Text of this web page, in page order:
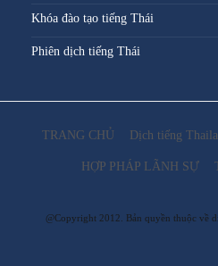
Khóa đào tạo tiếng Thái
Phiên dịch tiếng Thái
TRANG CHỦ Dịch tiếng
HỢP PHÁP LÃNH SỰ
@Copyright 2012. Bản quyền thuộc về